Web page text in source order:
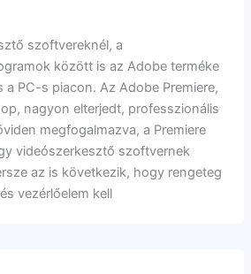
szoftvereknél, a
között is az Adobe terméke
a PC-s piacon. Az Adobe Premiere,
nagyon elterjedt, professzionális
megfogalmazva, a Premiere
videószerkesztő szoftvernek
az is következik, hogy rengeteg
vezérlőelem kell